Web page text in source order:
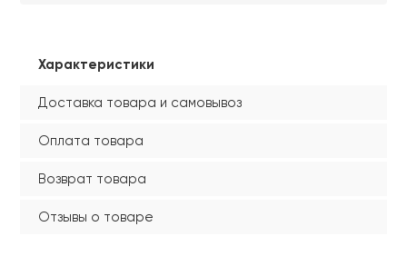
Характеристики
Доставка товара и самовывоз
Оплата товара
Возврат товара
Отзывы о товаре